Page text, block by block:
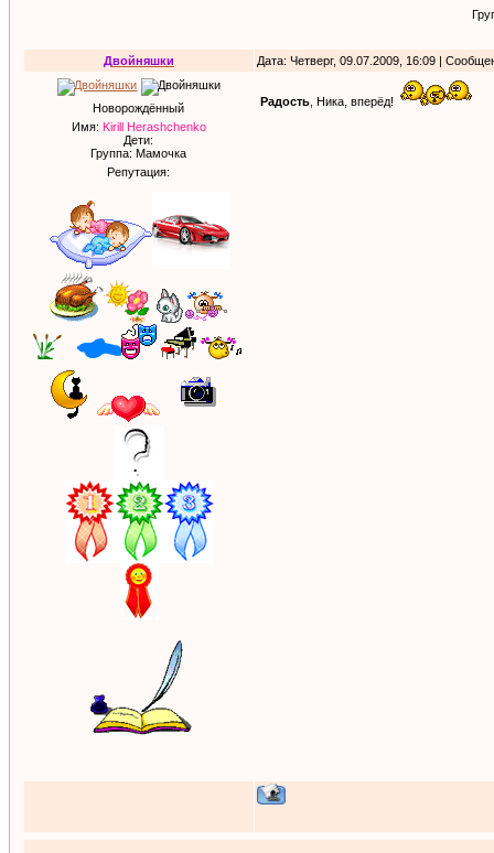
Двойняшки Дата: Четверг, 09.07.2009, 16:09 |
Новорождённый
Имя: Kirill Herashchenko
Дети:
Группа: Мамочка
Репутация:
Радость , Ника, вперёд!